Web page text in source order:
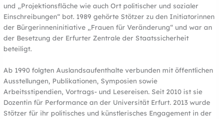
und „Projektionsfläche wie auch Ort politischer und sozialer
Einschreibungen“ bot. 1989 gehörte Stötzer zu den Initiatorinnen
der Bürgerinneninitiative „Frauen für Veränderung“ und war an
der Besetzung der Erfurter Zentrale der Staatssicherheit
beteiligt.
Ab 1990 folgten Auslandsaufenthalte verbunden mit öffentlichen
Ausstellungen, Publikationen, Symposien sowie
Arbeitsstipendien, Vortrags- und Lesereisen. Seit 2010 ist sie
Dozentin für Performance an der Universität Erfurt. 2013 wurde
Stötzer für ihr politisches und künstlerisches Engagement in der